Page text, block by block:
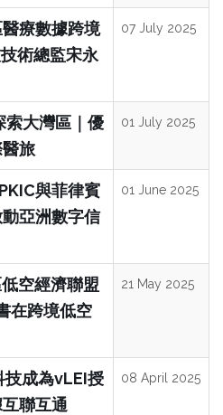
醫療數據跨境
術總監宋永
07 July 2025
索大灣區｜優
旅
01 July 2025
與菲律賓
亞洲數字信
01 June 2025
空經濟聯盟
在跨境低空
21 May 2025
技成為vLEI授
聯互通
08 April 2025